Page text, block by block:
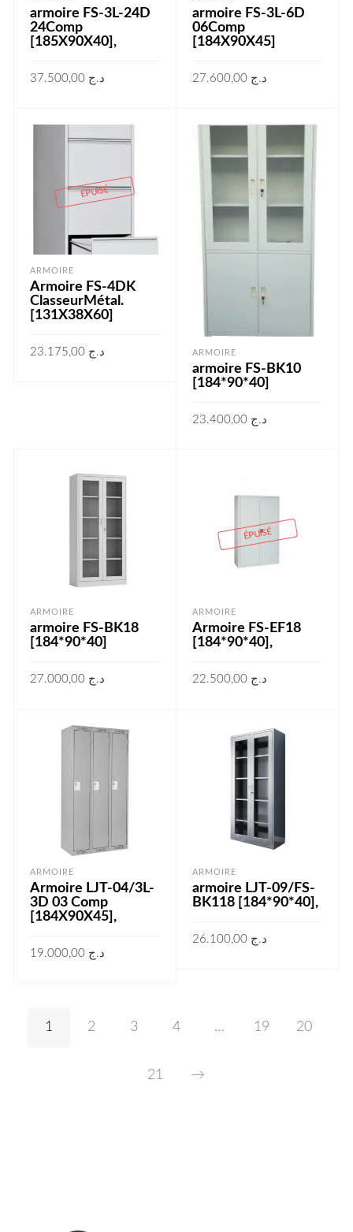
armoire FS-3L-24D
24Comp
[185X90X40],
د.ج 37.500,00
armoire FS-3L-6D
06Comp
[184X90X45]
د.ج
ÉPUISÉ
ARMOIRE
Armoire FS-4DK
ClasseurMétal.
[131X38X60]
د.ج 23.175,00 ARMOIRE
armoire FS-BK10
[184*90*40]
د.ج
ARMOIRE
armoire FS-BK18
[184*90*40]
د.ج 27.000,00
ÉPUISÉ
ARMOIRE
Armoire FS-EF18
[184*90*40],
د.ج
ARMOIRE
Armoire LJT-04/3L-
3D 03 Comp
[184X90X45],
د.ج 19.000,00
ARMOIRE
armoire LJT-09/FS-
BK118 [184*90*40],
د.ج
1 2 3 4 … 19 20
21 →